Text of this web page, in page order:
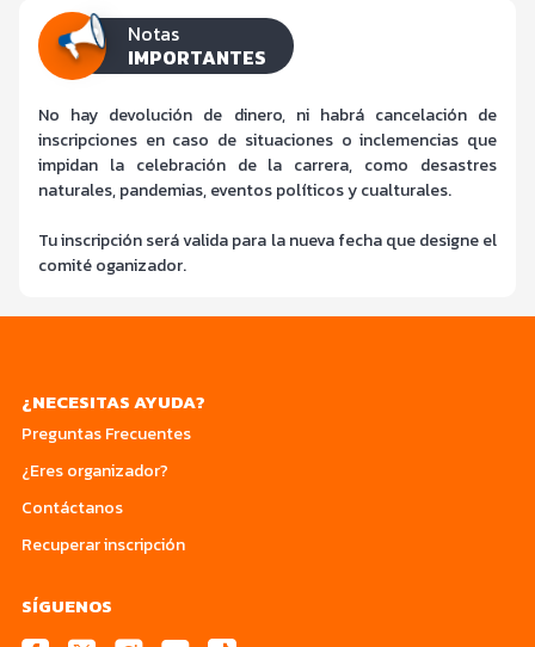
Notas
IMPORTANTES
No hay devolución de dinero, ni habrá cancelación de
inscripciones en caso de situaciones o inclemencias que
impidan la celebración de la carrera, como desastres
naturales, pandemias, eventos políticos y cualturales.
Tu inscripción será valida para la nueva fecha que designe el
comité oganizador.
¿NECESITAS AYUDA?
Preguntas Frecuentes
¿Eres organizador?
Contáctanos
Recuperar inscripción
SÍGUENOS